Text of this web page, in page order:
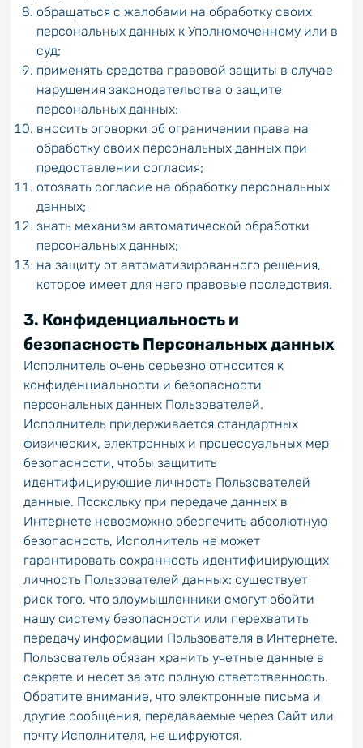
обращаться с жалобами на обработку своих
персональных данных к Уполномоченному или в
суд;
применять средства правовой защиты в случае
нарушения законодательства о защите
персональных данных;
вносить оговорки об ограничении права на
обработку своих персональных данных при
предоставлении согласия;
отозвать согласие на обработку персональных
данных;
знать механизм автоматической обработки
персональных данных;
на защиту от автоматизированного решения,
которое имеет для него правовые последствия.
3. Конфиденциальность и
безопасность Персональных данных
Исполнитель очень серьезно относится к
конфиденциальности и безопасности
персональных данных Пользователей.
Исполнитель придерживается стандартных
физических, электронных и процессуальных мер
безопасности, чтобы защитить
идентифицирующие личность Пользователей
данные. Поскольку при передаче данных в
Интернете невозможно обеспечить абсолютную
безопасность, Исполнитель не может
гарантировать сохранность идентифицирующих
личность Пользователей данных: существует
риск того, что злоумышленники смогут обойти
нашу систему безопасности или перехватить
передачу информации Пользователя в Интернете.
Пользователь обязан хранить учетные данные в
секрете и несет за это полную ответственность.
Обратите внимание, что электронные письма и
другие сообщения, передаваемые через Сайт или
почту Исполнителя, не шифруются.